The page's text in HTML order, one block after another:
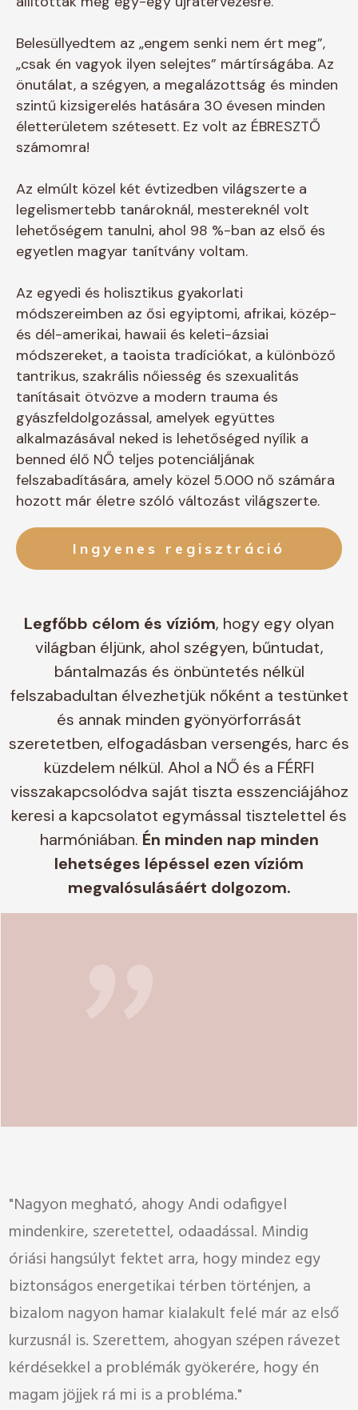
Belesüllyedtem az „engem senki nem ért meg”,
„csak én vagyok ilyen selejtes” mártírságába. Az
önutálat, a szégyen, a megalázottság és minden
szintű kizsigerelés hatására 30 évesen minden
életterületem szétesett. Ez volt az ÉBRESZTŐ
számomra!
Az elmúlt közel két évtizedben világszerte a
legelismertebb tanároknál, mestereknél volt
lehetőségem tanulni, ahol 98 %-ban az első és
egyetlen magyar tanítvány voltam.
Az egyedi és holisztikus gyakorlati
módszereimben az ősi egyiptomi, afrikai, közép-
és dél-amerikai, hawaii és keleti-ázsiai
módszereket, a taoista tradíciókat, a különböző
tantrikus, szakrális nőiesség és szexualitás
tanításait ötvözve a modern trauma és
gyászfeldolgozással, amelyek együttes
alkalmazásával neked is lehetőséged nyílik a
benned élő NŐ teljes potenciáljának
felszabadítására, amely közel 5.000 nő számára
hozott már életre szóló változást világszerte.
Ingyenes regisztráció
Legfőbb célom és vízióm, hogy egy olyan
világban éljünk, ahol szégyen, bűntudat,
bántalmazás és önbüntetés nélkül
felszabadultan élvezhetjük nőként a testünket
és annak minden gyönyörforrását
szeretetben, elfogadásban versengés, harc és
küzdelem nélkül. Ahol a NŐ és a FÉRFI
visszakapcsolódva saját tiszta esszenciájához
keresi a kapcsolatot egymással tisztelettel és
harmóniában. Én minden nap minden
lehetséges lépéssel ezen vízióm
megvalósulásáért dolgozom.
"
"Nagyon megható, ahogy Andi odafigyel
mindenkire, szeretettel, odaadással. Mindig
óriási hangsúlyt fektet arra, hogy mindez egy
biztonságos energetikai térben történjen, a
bizalom nagyon hamar kialakult felé már az első
kurzusnál is. Szerettem, ahogyan szépen rávezet
kérdésekkel a problémák gyökerére, hogy én
magam jöjjek rá mi is a probléma."